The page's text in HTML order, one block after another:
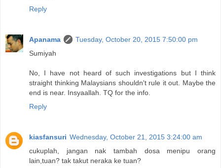
Reply
Apanama
Tuesday, October 20, 2015 7:50:00 pm
Sumiyah
No, I have not heard of such investigations but I think
straight thinking Malaysians shouldn't rule it out. Maybe the
end is near. Insyaallah. TQ for the info.
Reply
kiasfansuri Wednesday, October 21, 2015 3:24:00 am
cukuplah, jangan nak tambah dosa menipu orang
lain,tuan? tak takut neraka ke tuan?